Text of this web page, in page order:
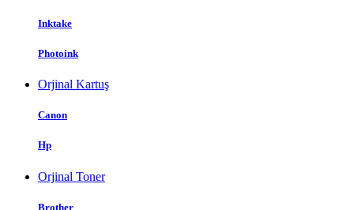
Inktake
Photoink
Orjinal Kartuş
Canon
Hp
Orjinal Toner
Brother